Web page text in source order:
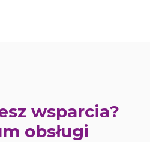
wsparcia?
obsługi